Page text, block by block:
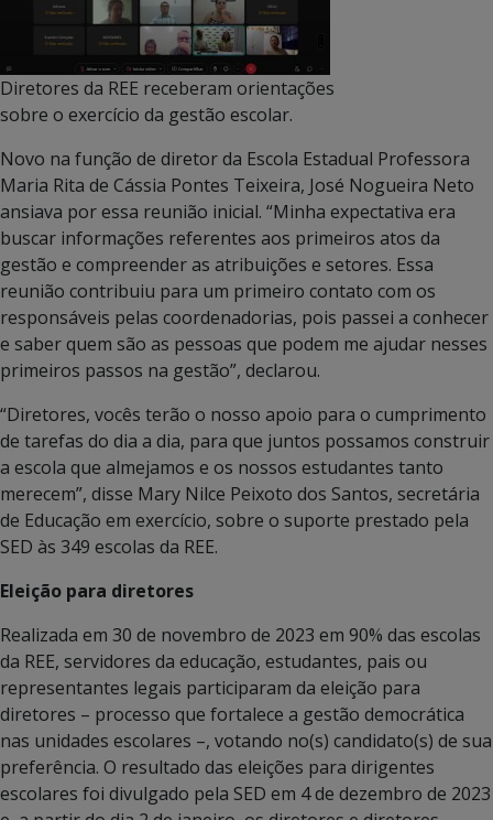
Diretores da REE receberam orientações
sobre o exercício da gestão escolar.
Novo na função de diretor da Escola Estadual Professora
Maria Rita de Cássia Pontes Teixeira, José Nogueira Neto
ansiava por essa reunião inicial. “Minha expectativa era
buscar informações referentes aos primeiros atos da
gestão e compreender as atribuições e setores. Essa
reunião contribuiu para um primeiro contato com os
responsáveis pelas coordenadorias, pois passei a conhecer
e saber quem são as pessoas que podem me ajudar nesses
primeiros passos na gestão”, declarou.
“Diretores, vocês terão o nosso apoio para o cumprimento
de tarefas do dia a dia, para que juntos possamos construir
a escola que almejamos e os nossos estudantes tanto
merecem”, disse Mary Nilce Peixoto dos Santos, secretária
de Educação em exercício, sobre o suporte prestado pela
SED às 349 escolas da REE.
Eleição para diretores
Realizada em 30 de novembro de 2023 em 90% das escolas
da REE, servidores da educação, estudantes, pais ou
representantes legais participaram da eleição para
diretores – processo que fortalece a gestão democrática
nas unidades escolares –, votando no(s) candidato(s) de sua
preferência. O resultado das eleições para dirigentes
escolares foi divulgado pela SED em 4 de dezembro de 2023